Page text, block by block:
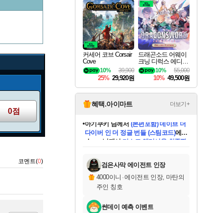
0점
코멘트(0)
커세어 코브 Corsair
Cove
39,900
10%
25% 29,920원
드래곤소드 어웨이
크닝 디럭스 에디션
DragonSword Awake
ning Deluxe Edition
55,000
10%
10% 49,500원
혜택.아이마트 더보기+
당첨되셨습니다.
당첨되셨습니다.
eksxo님께서디스코 엘리시움 최종판
(스팀코드) 에 당첨되셨습니다.
당첨되셨습니다.
당첨되셨습니다.
에디션 (스팀코드)를 교환.
당첨되셨습니다.
당첨되셨습니다.
당첨되셨습니다.
당첨되셨습니다.
검은사막 에이전트 인장
4000이니 ·에이전트 인장, 마탄의
주인 칭호
썬데이 예측 이벤트